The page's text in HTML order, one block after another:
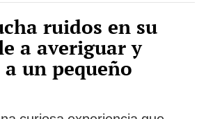
ruidos en su
a averiguar y
un pequeño